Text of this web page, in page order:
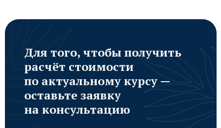
При заказе обзорной экскурсии
с топовым гидом-видеографом Еленой —
фото и видео в подарок. Снимает
на айфон, дрон, GoPro, камеру Insta 360.